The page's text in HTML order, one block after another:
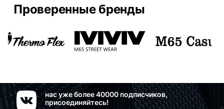
Проверенные бренды
нас уже более 40000 подписчиков,
присоединяйтесь!